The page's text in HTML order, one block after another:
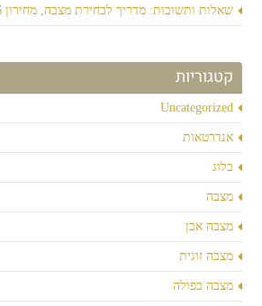
שאלות ותשובות: מדריך לבחירת מצבה, מחירון 2026 וסוגי אבנים
קטגוריות
Uncategorized
אנדרטאות
בלוג
מצבה
מצבה אבן
מצבה זוגית
מצבה כפולה